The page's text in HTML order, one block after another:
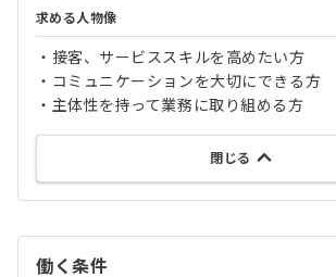
求める人物像
・接客、サービススキルを高めたい方
・コミュニケーションを大切にできる方
・主体性を持って業務に取り組める方
閉じる
働く条件